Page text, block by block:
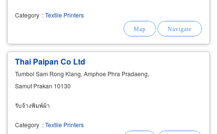
Category :Textile Printers
Thai Paipan Co Ltd
Tumbol Sam Rong Klang, Amphoe Phra Pradaeng,
Samut Prakan 10130
รับจ้างพิมพ์ผ้า
Category :Textile Printers